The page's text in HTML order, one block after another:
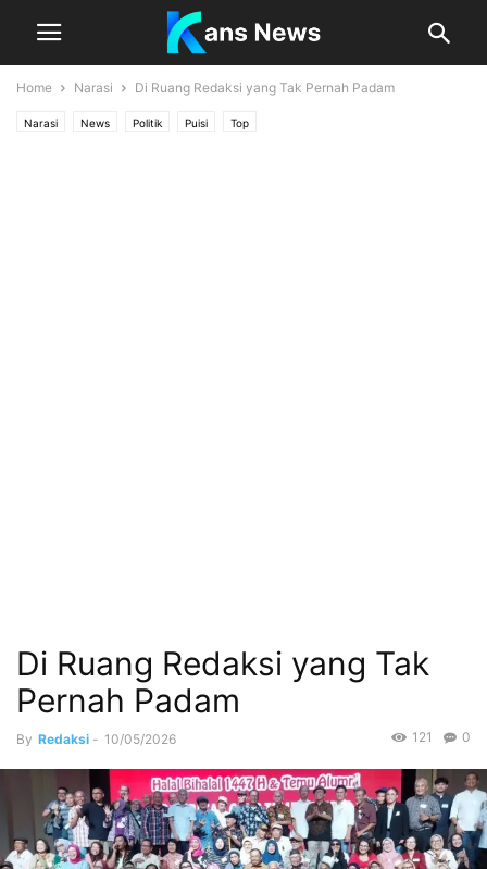
Home Narasi Di Ruang Redaksi yang Tak Pernah Padam
Narasi News Politik Puisi Top
Di Ruang Redaksi yang Tak
Pernah Padam
By Redaksi - 10/05/2026 0
121